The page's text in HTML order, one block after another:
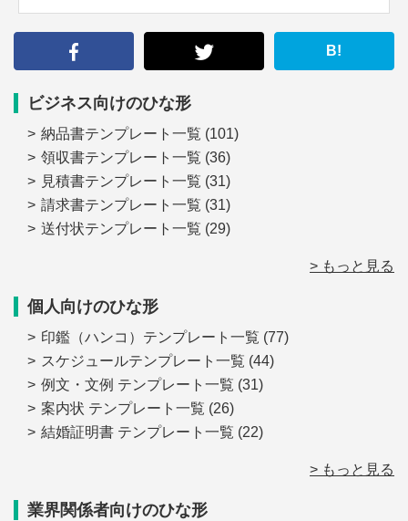
B!
ビジネス向けのひな形
納品書テンプレート一覧 (101)
領収書テンプレート一覧 (36)
見積書テンプレート一覧 (31)
請求書テンプレート一覧 (31)
送付状テンプレート一覧 (29)
> もっと見る
個人向けのひな形
印鑑（ハンコ）テンプレート一覧 (77)
スケジュールテンプレート一覧 (44)
例文・文例 テンプレート一覧 (31)
案内状 テンプレート一覧 (26)
結婚証明書 テンプレート一覧 (22)
> もっと見る
業界関係者向けのひな形